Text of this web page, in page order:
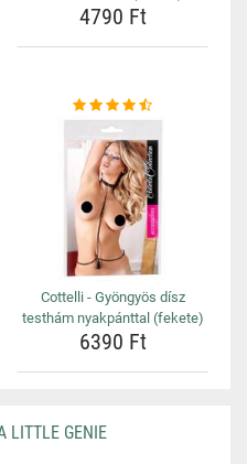
4790 Ft
Cottelli - Gyöngyös dísz
testhám nyakpánttal (fekete)
6390 Ft
LITTLE GENIE